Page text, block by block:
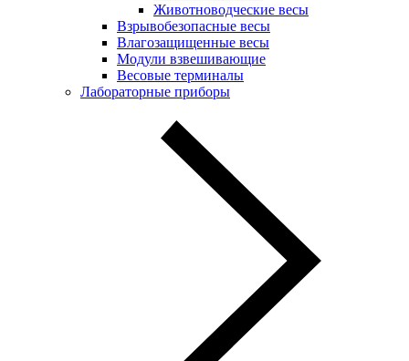
Животноводческие весы
Взрывобезопасные весы
Влагозащищенные весы
Модули взвешивающие
Весовые терминалы
Лабораторные приборы